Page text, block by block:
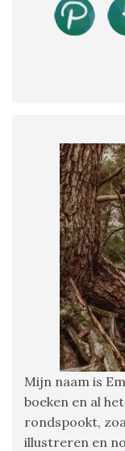
Mijn naam is
boeken en al
rondspookt,
illustreren en